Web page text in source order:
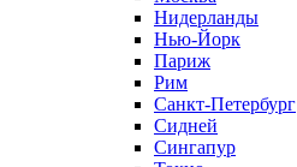
Нидерланды
Нью-Йорк
Париж
Рим
Санкт-Петербург
Сидней
Сингапур